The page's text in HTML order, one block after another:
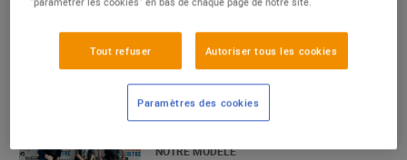
un succès
NOTRE MODÈLE
E.Leclerc, mobilisé contre les
Tout refuser Autoriser tous les cookies
Paramètres des cookies